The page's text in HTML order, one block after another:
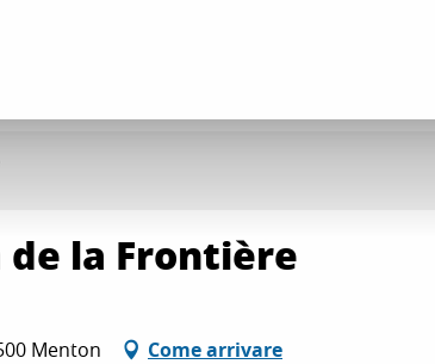
de la Frontière
Menton Come arrivare